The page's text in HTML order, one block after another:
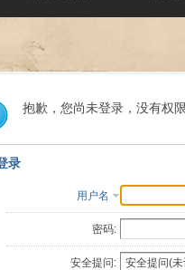
抱歉，您尚未登录，没有权
录
用户名
密码:
安全提问: